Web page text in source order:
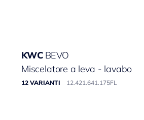
KWC BEVO
Miscelatore a leva - lavabo
12 VARIANTI 12.421.641.175FL